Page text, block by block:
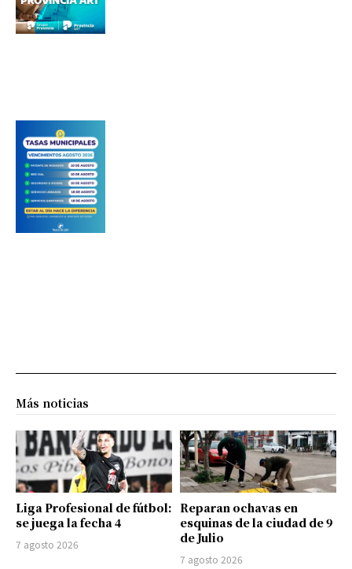
Más noticias
Liga Profesional de fútbol:
se juega la fecha 4
7 agosto 2026
Reparan ochavas en
esquinas de la ciudad de 9
de Julio
7 agosto 2026